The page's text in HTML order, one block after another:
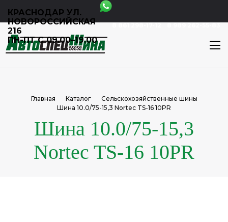
КРАСНОДАР УЛ.
НОВОРОССИЙСКАЯ
216
ПН-ПТ С 09.00–19.00
8 861 298-17-12 8 989 262-55-83
Главная Каталог
Сельскохозяйственные шины
Шина 10.0/75-15,3 Nortec TS-16 10PR
Шина 10.0/75-15,3
Nortec TS-16 10PR